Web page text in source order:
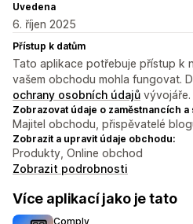
Uvedena
6. říjen 2025
Přístup k datům
Tato aplikace potřebuje přístup k
vašem obchodu mohla fungovat.
ochrany osobních údajů vývojáře.
Zobrazovat údaje o zaměstnancích
Majitel obchodu, přispěvatelé
Zobrazit a upravit údaje obchodu:
Produkty, Online obchod
Zobrazit podrobnosti
Více aplikací jako je tato
Comply